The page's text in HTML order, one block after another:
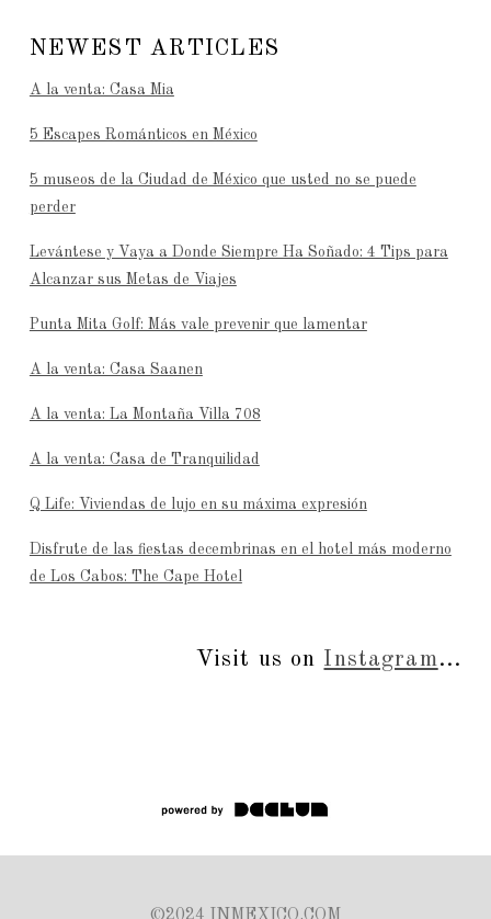
NEWEST ARTICLES
A la venta: Casa Mia
5 Escapes Románticos en México
5 museos de la Ciudad de México que usted no se puede
perder
Levántese y Vaya a Donde Siempre Ha Soñado: 4 Tips para
Alcanzar sus Metas de Viajes
Punta Mita Golf: Más vale prevenir que lamentar
A la venta: Casa Saanen
A la venta: La Montaña Villa 708
A la venta: Casa de Tranquilidad
Q Life: Viviendas de lujo en su máxima expresión
Disfrute de las fiestas decembrinas en el hotel más moderno
de Los Cabos: The Cape Hotel
Visit us on Instagram...
©2024 INMEXICO.COM